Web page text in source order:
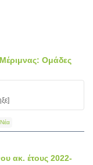
Ομάδες
Νέα
ακ. έτους 2022-